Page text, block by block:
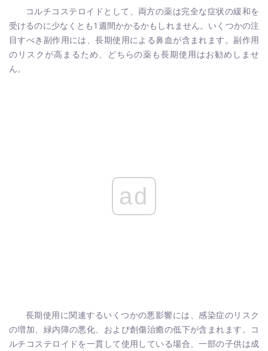
コルチコステロイドとして、両方の薬は完全な症状の緩和を
受けるのに少なくとも1週間かかるかもしれません。いくつかの注
目すべき副作用には、長期使用による鼻血が含まれます。副作用
のリスクが高まるため、どちらの薬も長期使用はお勧めしませ
ん。
ad
長期使用に関連するいくつかの悪影響には、感染症のリスク
の増加、緑内障の悪化、および創傷治癒の低下が含まれます。コ
ルチコステロイドを一貫して使用している場合、一部の子供は成